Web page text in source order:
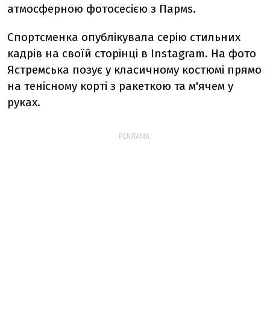
атмосферною фотосесією з Пармs.
Спортсменка опублікувала серію стильних
кадрів на своїй сторінці в Instagram. На фото
Ястремська позує у класичному костюмі прямо
на тенісному корті з ракеткою та м'ячем у
руках.
РЕКЛАМА: